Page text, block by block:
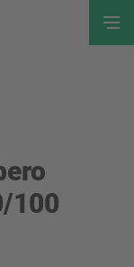
100